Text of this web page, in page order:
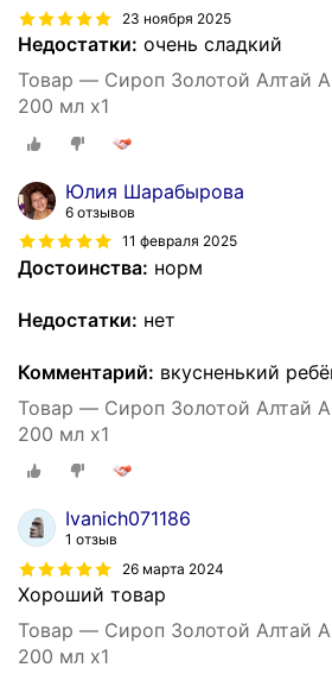
23 ноября 2025
Недостатки: очень сладкий
Товар — Сироп Золотой Алтай
200 мл x1
Юлия Шарабырова
6 отзывов
11 февраля 2025
Достоинства: норм
Недостатки: нет
Комментарий: вкусненький
Товар — Сироп Золотой Алтай
200 мл x1
Ivanich071186
1 отзыв
26 марта 2024
Хороший товар
Товар — Сироп Золотой Алтай
200 мл x1